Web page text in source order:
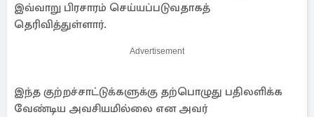
இவ்வாறு பிரசாரம் செய்யப்படுவதாகத்
தெரிவித்துள்ளார்.
Advertisement
இந்த குற்றச்சாட்டுக்களுக்கு தற்பொழுது பதிலளிக்க
வேண்டிய அவசியமில்லை என அவர்